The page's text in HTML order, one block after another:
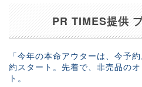
PR TIMES提供
「今年の本命アウターは、今予
約スタート。先着で、非売品の
ト。